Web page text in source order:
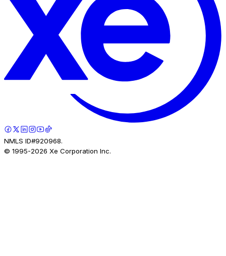
NMLS ID#920968.
© 1995-2026 Xe Corporation Inc.